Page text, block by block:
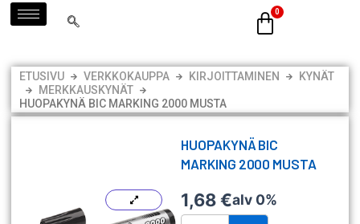
Siirry
sisältöön
ETUSIVU VERKKOKAUPPA KIRJOITTAMINEN
KYNÄT
MERKKAUSKYNÄT
HUOPAKYNÄ BIC MARKING 2000 MUSTA
HUOPAKYNÄ BIC
MARKING 2000 MUSTA
1,68€alv 0%
Huopakynä